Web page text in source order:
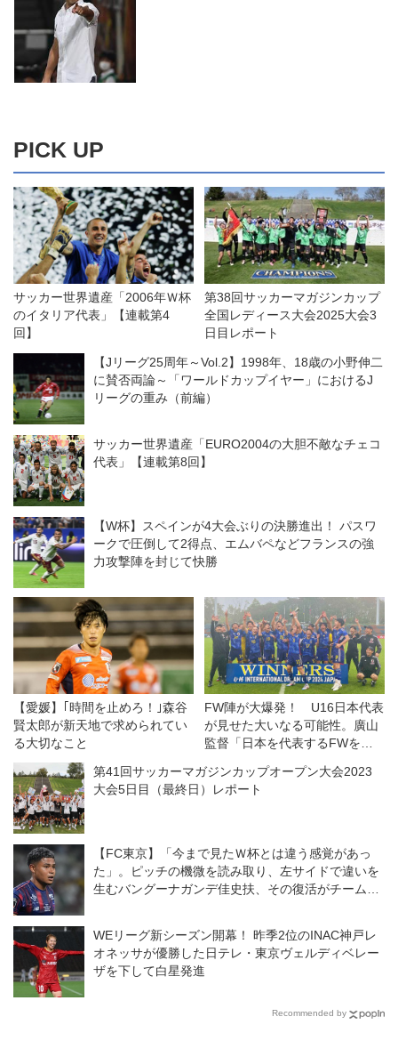
PICK UP
サッカー世界遺産「2006年Ｗ杯
のイタリア代表」【連載第4
回】
第38回サッカーマガジンカップ
全国レディース大会2025大会3
日目レポート
【Jリーグ25周年～Vol.2】1998年、18歳の小野伸二
に賛否両論～「ワールドカップイヤー」におけるJ
リーグの重み（前編）
サッカー世界遺産「EURO2004の大胆不敵なチェコ
代表」【連載第8回】
【W杯】スペインが4大会ぶりの決勝進出！ パスワ
ークで圧倒して2得点、エムバペなどフランスの強
力攻撃陣を封じて快勝
【愛媛】｢時間を止めろ！｣森谷
賢太郎が新天地で求められてい
る大切なこと
FW陣が大爆発！ U16日本代表
が見せた大いなる可能性。廣山
監督「日本を代表するFWを育
第41回サッカーマガジンカップオープン大会2023
大会5日目（最終日）レポート
【FC東京】「今まで見たＷ杯とは違う感覚があっ
た」。ピッチの機微を読み取り、左サイドで違いを
生むバングーナガンデ佳史扶、その復活がチームを
WEリーグ新シーズン開幕！ 昨季2位のINAC神戸レ
オネッサが優勝した日テレ・東京ヴェルディベレー
ザを下して白星発進
Recommended by